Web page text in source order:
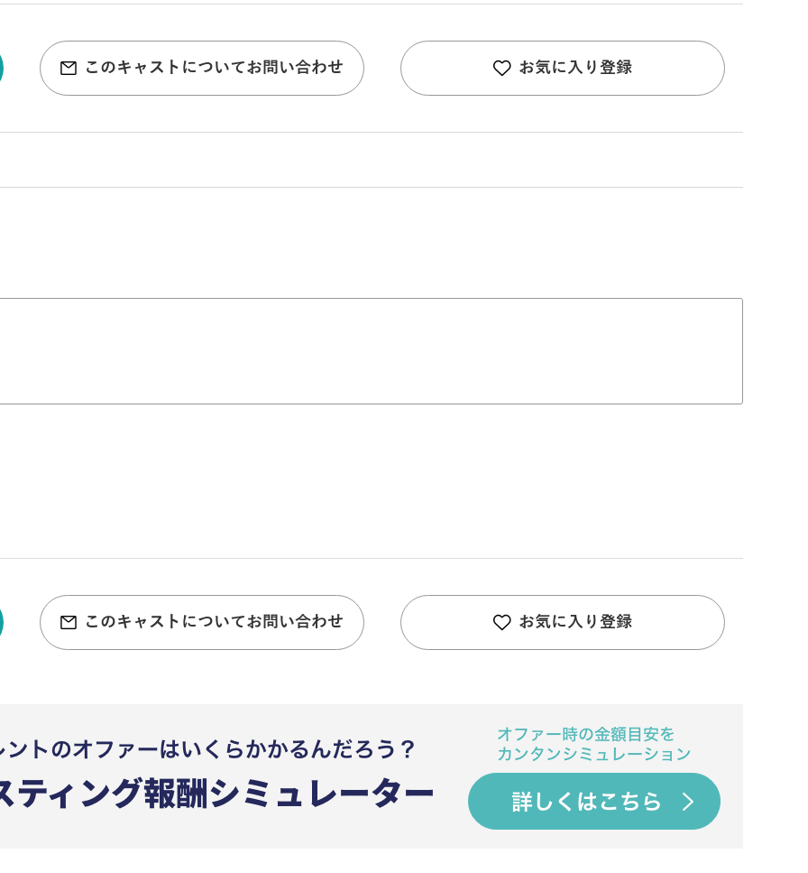
このキャストについてお問い合わせ お気に入り登録
このキャストについてお問い合わせ お気に入り登録